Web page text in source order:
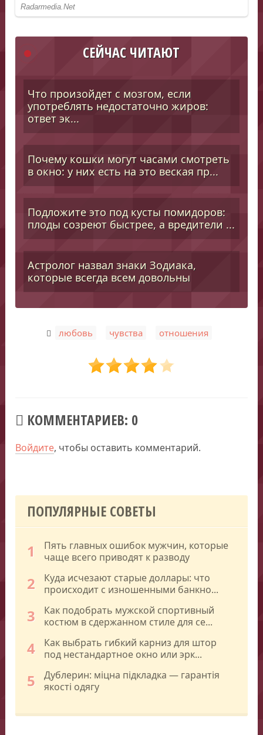
СЕЙЧАС ЧИТАЮТ
Что произойдет с мозгом, если
употреблять недостаточно жиров:
ответ эк...
Почему кошки могут часами смотреть
в окно: у них есть на это веская пр...
Подложите это под кусты помидоров:
плоды созреют быстрее, а вредители ...
Астролог назвал знаки Зодиака,
которые всегда всем довольны
любовь чувства отношения
КОММЕНТАРИЕВ: 0
Войдите, чтобы оставить комментарий.
ПОПУЛЯРНЫЕ СОВЕТЫ
1
Пять главных ошибок мужчин, которые
чаще всего приводят к разводу
2
Куда исчезают старые доллары: что
происходит с изношенными банкно...
3
Как подобрать мужской спортивный
костюм в сдержанном стиле для се...
4
Как выбрать гибкий карниз для штор
под нестандартное окно или эрк...
5
Дублерин: міцна підкладка — гарантія
якості одягу